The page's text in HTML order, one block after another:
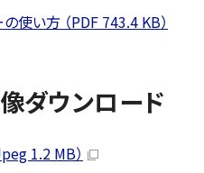
使い方 （PDF 743.4 KB）
ダウンロード
1.2 MB）